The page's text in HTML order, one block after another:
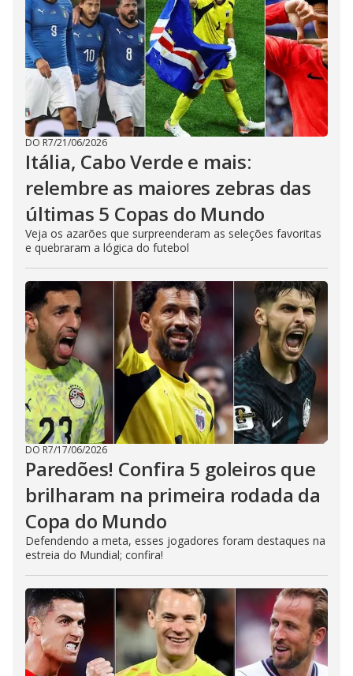
DO R7/21/06/2026
Itália, Cabo Verde e mais:
relembre as maiores zebras das
últimas 5 Copas do Mundo
Veja os azarões que surpreenderam as seleções favoritas
e quebraram a lógica do futebol
DO R7/17/06/2026
Paredões! Confira 5 goleiros que
brilharam na primeira rodada da
Copa do Mundo
Defendendo a meta, esses jogadores foram destaques na
estreia do Mundial; confira!